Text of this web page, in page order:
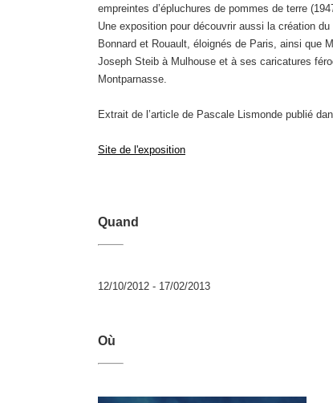
empreintes d’épluchures de pommes de terre
Une exposition pour découvrir aussi la création
Bonnard et Rouault, éloignés de Paris, ainsi que
Joseph Steib à Mulhouse et à ses caricatures
Montparnasse.
Extrait de l’article de Pascale Lismonde publié
Site de l'exposition
Quand
12/10/2012 - 17/02/2013
Où